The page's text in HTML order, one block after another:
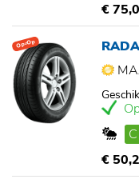
€
Op=Op
C
€